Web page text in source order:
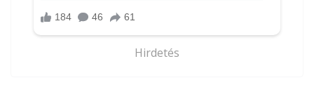
Hirdetés